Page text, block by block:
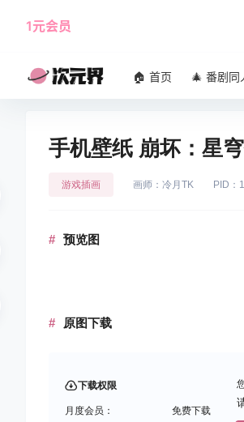
1元会员
🏠 首页 🎄 番剧同
手机壁纸 崩坏：星
游戏插画 画师：冷月TK PID：
预览图
原图下载
下载权限
月度会员： 免费下载